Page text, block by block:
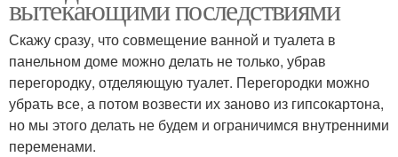
вытекающими последствиями
Скажу сразу, что совмещение ванной и туалета в
панельном доме можно делать не только, убрав
перегородку, отделяющую туалет. Перегородки можно
убрать все, а потом возвести их заново из гипсокартона,
но мы этого делать не будем и ограничимся внутренними
переменами.